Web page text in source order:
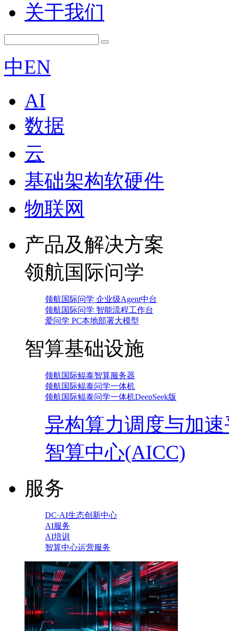
关于我们
中EN
AI
数据
云
基础架构软硬件
物联网
产品及解决方案
领航国际问学
领航国际问学 企业级Agent中台
领航国际问学 智能流程工作台
爱问学 PC本地部署大模型
智算基础设施
领航国际鲲泰智算服务器
领航国际鲲泰问学一体机
领航国际鲲泰问学一体机DeepSeek版
异构算力调度与加
智算中心(AICC)
服务
DC·AI生态创新中心
AI服务
AI培训
智算中心运营服务